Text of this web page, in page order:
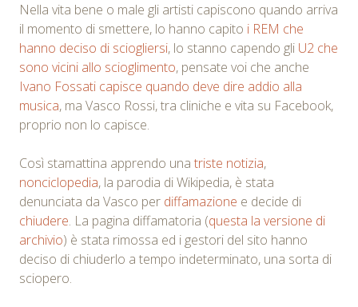
Nella vita bene o male gli artisti capiscono quando arriva
il momento di smettere, lo hanno capito i REM che
hanno deciso di sciogliersi, lo stanno capendo gli U2 che
sono vicini allo scioglimento, pensate voi che anche
Ivano Fossati capisce quando deve dire addio alla
musica, ma Vasco Rossi, tra cliniche e vita su Facebook,
proprio non lo capisce.
Così stamattina apprendo una triste notizia,
nonciclopedia, la parodia di Wikipedia, è stata
denunciata da Vasco per diffamazione e decide di
chiudere. La pagina diffamatoria (questa la versione di
archivio) è stata rimossa ed i gestori del sito hanno
deciso di chiuderlo a tempo indeterminato, una sorta di
sciopero.